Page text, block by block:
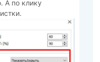
А по клику